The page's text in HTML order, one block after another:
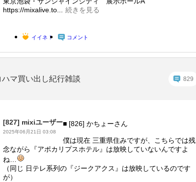
https://mixalive.to...
続きを見る
イイネ！ コメント
ハマ買い出し紀行雑談 829
[827] mixiユーザー
2025年06月21日 03:08
■ [826] かちょーさん
僕は現在 三重県住みですが、こちらでは残
念ながら『アポカリプスホテル』は放映していないんですよ
ね…
（同じ 日テレ系列の『ジークアクス』は放映しているのです
が）